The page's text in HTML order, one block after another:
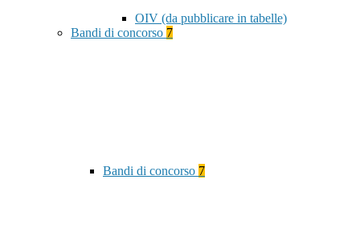
OIV (da pubblicare in tabelle)
Bandi di concorso 7
Bandi di concorso 7